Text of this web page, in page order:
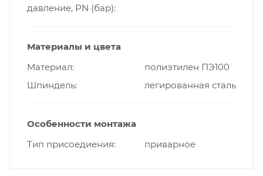
давление, PN (бар)
Материалы и цвета
Материал
полиэтилен ПЭ100
Шпиндель
легированная сталь
Особенности монтажа
Тип присоедиения
приварное